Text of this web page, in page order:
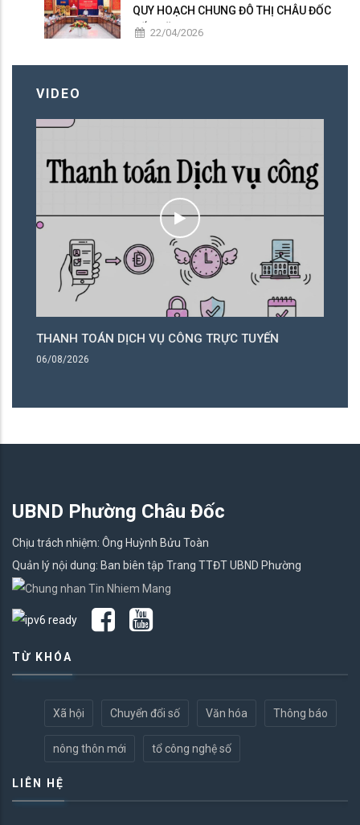
QUY HOẠCH CHUNG ĐÔ THỊ CHÂU ĐỐC
ĐẾN NĂM 2050
22/04/2026
VIDEO
THANH TOÁN DỊCH VỤ CÔNG TRỰC TUYẾN
06/08/2026
UBND Phường Châu Đốc
Chịu trách nhiệm: Ông Huỳnh Bửu Toàn
Quản lý nội dung: Ban biên tập Trang TTĐT UBND Phường
TỪ KHÓA
Xã hội Chuyển đổi số Văn hóa Thông báo
nông thôn mới tổ công nghệ số
LIÊN HỆ